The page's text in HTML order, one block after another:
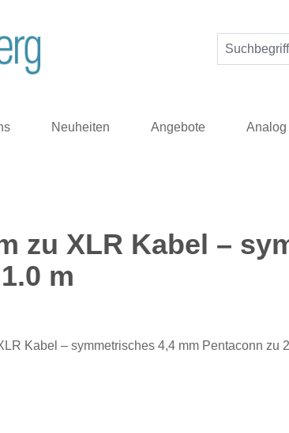
Neuheiten Angebote Analog
zu XLR Kabel –
m